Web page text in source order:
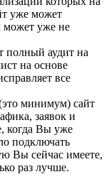
уже может
может уже не
полный аудит на
на основе
все
минимум) сайт
заявок и
когда Вы уже
подключать
Вы сейчас имеете,
раз лучше.